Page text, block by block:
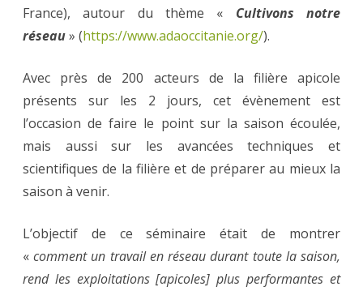
France), autour du thème « Cultivons notre
réseau» (https://www.adaoccitanie.org/).
Avec près de 200 acteurs de la filière apicole
présents sur les 2 jours, cet évènement est
l’occasion de faire le point sur la saison écoulée,
mais aussi sur les avancées techniques et
scientifiques de la filière et de préparer au mieux la
saison à venir.
L’objectif de ce séminaire était de montrer
«comment un travail en réseau durant toute la saison,
rend les exploitations [apicoles] plus performantes et